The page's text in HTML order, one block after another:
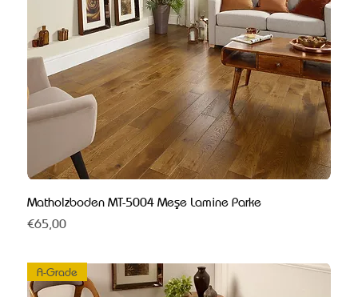
Matholzboden MT-5004 Meşe Lamine Parke
Fiyat
€65,00
A-Grade